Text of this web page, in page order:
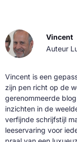
Vincent
Auteur
Vincent is een
zijn pen richt op de
gerenommeerde
inzichten in de
verfijnde schrijfstijl
leeservaring voor